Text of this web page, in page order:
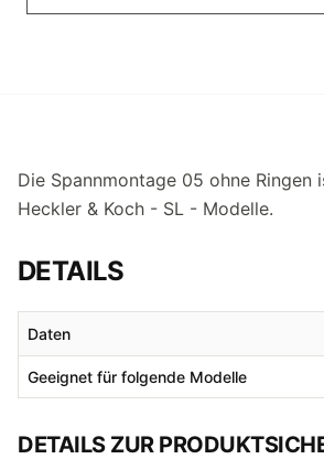
Die Spannmontage 05 ohne Ringen
Heckler & Koch - SL - Modelle.
DETAILS
Daten
Geeignet für folgende Modelle
DETAILS ZUR